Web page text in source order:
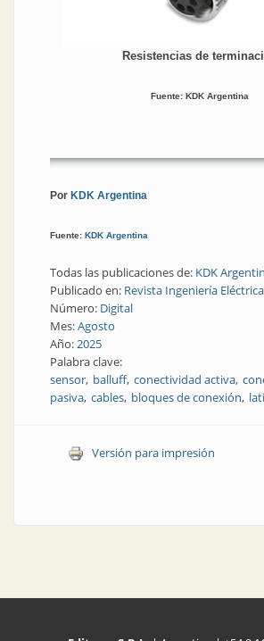
Resistencias de
Fuente: KDK Argentina
Por KDK Argentina
Fuente: KDK Argentina
Todas las publicaciones de: KDK
Publicado en: Revista Ingeniería Eléctrica
Número: Digital
Mes:Agosto
Año:2025
Palabra clave:
sensor balluff conectividad activa
pasiva cables bloques de conexión
Versión para impresión